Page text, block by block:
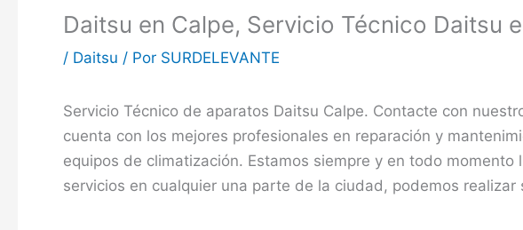
Daitsu en Calpe, Servicio Técnico Daitsu
/ Daitsu / Por SURDELEVANTE
Servicio Técnico de aparatos Daitsu Calpe. Contacte con
cuenta con los mejores profesionales en reparación y
equipos de climatización. Estamos siempre y en todo
servicios en cualquier una parte de la ciudad, podemos realizar